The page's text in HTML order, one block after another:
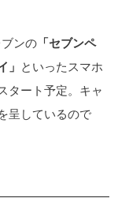
ブンの「セブンペ
」 といったスマホ
タート予定。キャ
呈しているので